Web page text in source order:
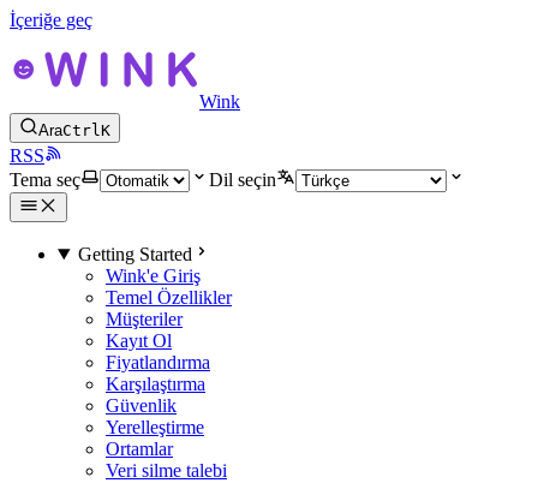
İçeriğe geç
Wink
AraCtrlK
RSS
Tema seç
Dil seçin
Getting Started
Wink'e Giriş
Temel Özellikler
Müşteriler
Kayıt Ol
Fiyatlandırma
Karşılaştırma
Güvenlik
Yerelleştirme
Ortamlar
Veri silme talebi